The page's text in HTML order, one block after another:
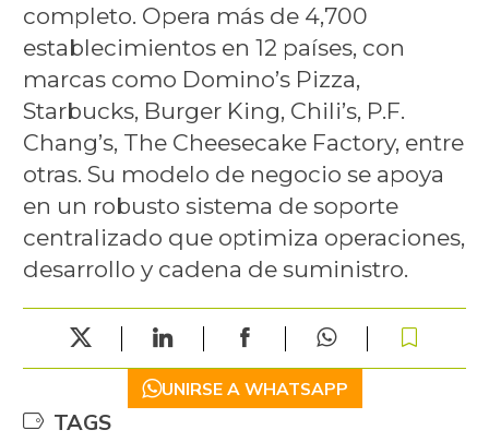
completo. Opera más de 4,700
establecimientos en 12 países, con
marcas como Domino’s Pizza,
Starbucks, Burger King, Chili’s, P.F.
Chang’s, The Cheesecake Factory, entre
otras. Su modelo de negocio se apoya
en un robusto sistema de soporte
centralizado que optimiza operaciones,
desarrollo y cadena de suministro.
UNIRSE A WHATSAPP
TAGS